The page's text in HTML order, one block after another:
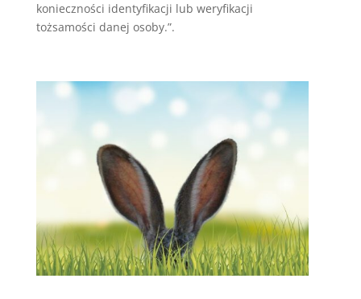
konieczności identyfikacji lub weryfikacji
tożsamości danej osoby.”.